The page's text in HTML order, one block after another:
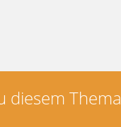
diesem Thema